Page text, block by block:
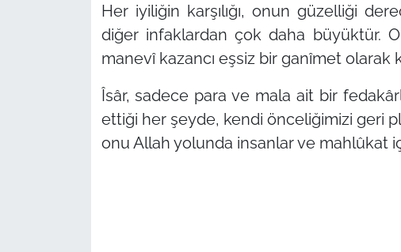
Her iyiliğin karşılığı, onun güzelliği
diğer infaklardan çok daha büyüktür.
manevî kazancı eşsiz bir ganîmet olarak
Îsâr, sadece para ve mala ait bir
ettiği her şeyde, kendi önceliğimizi geri
onu Allah yolunda insanlar ve mahlûkat